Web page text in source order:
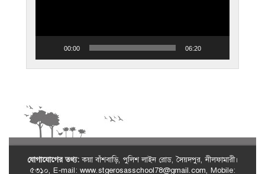
00:00 06:20
যোগাযোগের তথ্য:কয়া বাঁশবাড়ি, পুলিশ লাইন রোড, সৈয়দপুর, নীলফামারী।
৫৩১০, E-mail: www.stgerosasschool78@gmail.com, Mobile: